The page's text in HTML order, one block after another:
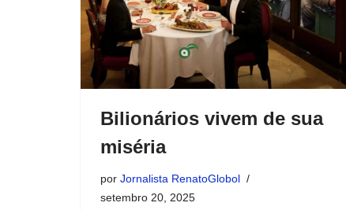
Bilionários vivem de sua
miséria
por Jornalista RenatoGlobol
setembro 20, 2025